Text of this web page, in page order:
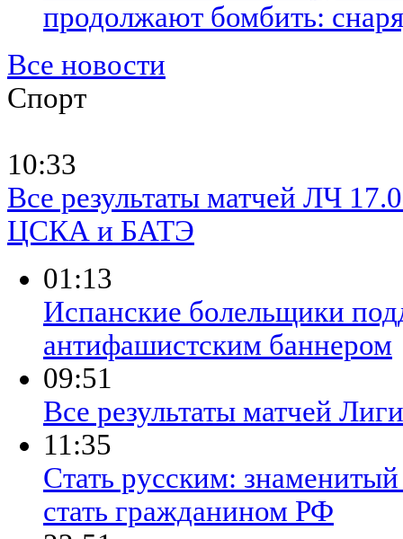
продолжают бомбить:
Все новости
Спорт
10:33
Все результаты матчей ЛЧ
ЦСКА и БАТЭ
01:13
Испанские болельщики
антифашистским баннером
09:51
Все результаты матчей
11:35
Стать русским:
стать гражданином РФ